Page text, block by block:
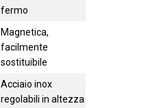
fermo
Magnetica,
facilmente
sostituibile
Acciaio inox
regolabili in altezza